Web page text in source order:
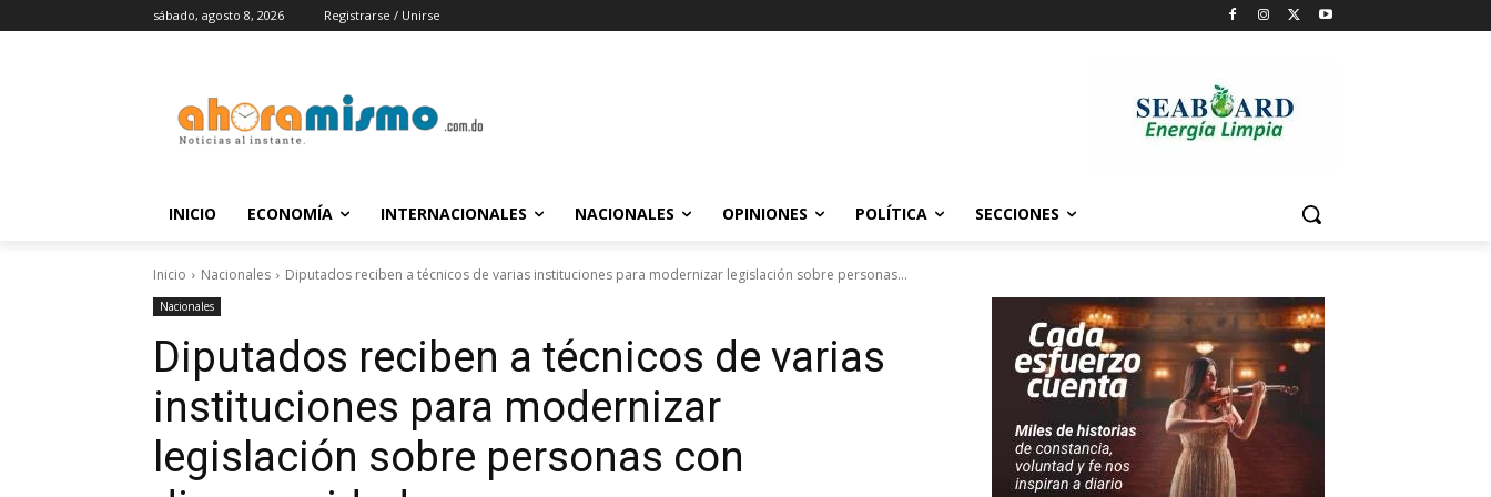
sábado, agosto 8, 2026 Registrarse / Unirse
INICIO ECONOMÍA INTERNACIONALES NACIONALES OPINIONES POLÍTICA SECCIONES
Inicio Nacionales Diputados reciben a técnicos de varias instituciones para modernizar legislación sobre personas...
Nacionales
Diputados reciben a técnicos de varias
instituciones para modernizar
legislación sobre personas con